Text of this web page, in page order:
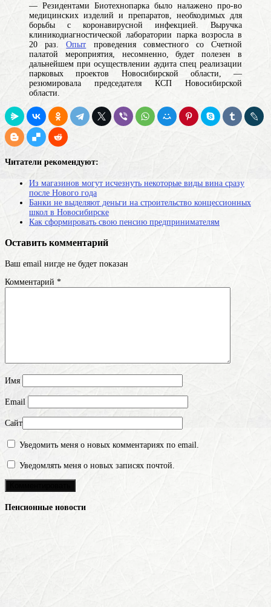
— Резидентами Биотехнопарка было налажено про-во
медицинских изделий и препаратов, необходимых для
борьбы с коронавирусной инфекцией. Выручка
клиникодиагностической лаборатории парка возросла в
20 раз.Опыт проведения совместного со Счетной
палатой мероприятия, несомненно, будет полезен в
дальнейшем при осуществлении аудита спец реализации
парковых проектов Новосибирской области, —
резюмировала председателя КСП Новосибирской
области.
Читатели рекомендуют:
Из магазинов могут исчезнуть некоторые виды вина сразу
после Нового года
Банки не выделяют деньги на строительство концессионных
школ в Новосибирске
Как сформировать свою пенсию предпринимателям
Оставить комментарий
Ваш email нигде не будет показан
Комментарий *
Имя
Email
Сайт
Уведомить меня о новых комментариях по email.
Уведомлять меня о новых записях почтой.
Пенсионные новости